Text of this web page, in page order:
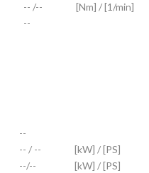
-- /--
[Nm] / [1/min]
--
--
-- / --
[kW] / [PS]
--/--
[kW] / [PS]